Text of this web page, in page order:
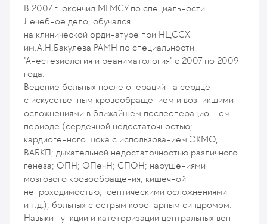
В 2007 г. окончил МГМСУ по специальности
Лечебное дело, обучался
на клинической ординатуре при НЦССХ
им.А.Н.Бакулева РАМН по специальности
"Анестезиология и реаниматология" с 2007 по 2009
года.
Ведение больных после операций на сердце
с искусственным кровообращением и возникшими
осложнениями в ближайшем послеоперационном
периоде (сердечной недостаточностью;
кардиогенного шока с использованием ЭКМО,
ВАБКП; дыхательной недостаточностью различного
генеза; ОПН; ОПечН; СПОН; нарушениями
мозгового кровообращения; кишечной
непроходимостью; септическими осложнениями
и т.д.); больных с острым коронарным синдромом.
Навыки пункции и катетеризации центральных вен